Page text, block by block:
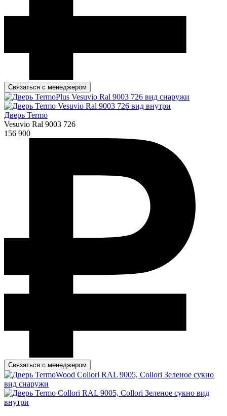
Связаться с менеджером
Дверь Termo
Vesuvio Ral 9003 726
156 900
Связаться с менеджером